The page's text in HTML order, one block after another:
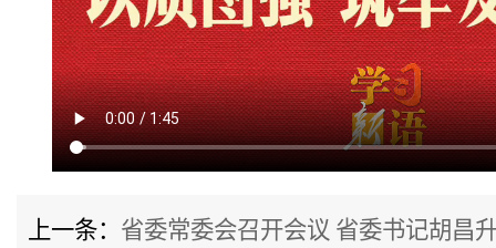
上一条： 省委常委会召开会议 省委书记胡昌